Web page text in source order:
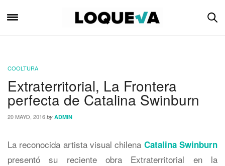
COOLTURA
Extraterritorial, La Frontera
perfecta de Catalina Swinburn
20 MAYO, 2016 by ADMIN
La reconocida artista visual chilena Catalina Swinburn
presentó su reciente obra Extraterritorial en la